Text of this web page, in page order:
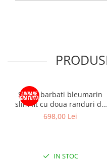
Sacou barbati bleumarin
slim fit cu doua randuri de
nasturi
698,00 Lei
IN STOC